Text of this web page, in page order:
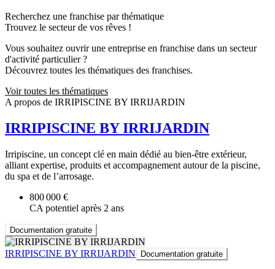
Recherchez une franchise par thématique
Trouvez le secteur de vos rêves !
Vous souhaitez ouvrir une entreprise en franchise dans un secteur
d'activité particulier ?
Découvrez toutes les thématiques des franchises.
Voir toutes les thématiques
A propos de IRRIPISCINE BY IRRIJARDIN
IRRIPISCINE BY IRRIJARDIN
Irripiscine, un concept clé en main dédié au bien-être extérieur,
alliant expertise, produits et accompagnement autour de la piscine,
du spa et de l’arrosage.
800 000 €
CA potentiel après 2 ans
Documentation gratuite
IRRIPISCINE BY IRRIJARDIN Documentation gratuite